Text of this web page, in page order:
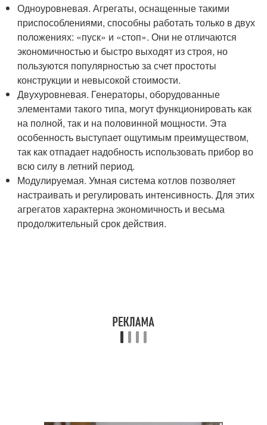
Одноуровневая. Агрегаты, оснащенные такими
приспособлениями, способны работать только в двух
положениях: «пуск» и «стоп». Они не отличаются
экономичностью и быстро выходят из строя, но
пользуются популярностью за счет простоты
конструкции и невысокой стоимости.
Двухуровневая. Генераторы, оборудованные
элементами такого типа, могут функционировать как
на полной, так и на половинной мощности. Эта
особенность выступает ощутимым преимуществом,
так как отпадает надобность использовать прибор во
всю силу в летний период.
Модулируемая. Умная система котлов позволяет
настраивать и регулировать интенсивность. Для этих
агрегатов характерна экономичность и весьма
продолжительный срок действия.